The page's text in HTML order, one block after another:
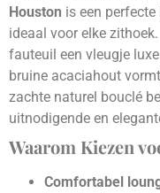
Houston is een
ideaal voor elke
fauteuil een vleugje
bruine acaciahout
zachte naturel bouclé
uitnodigende en
Waarom Kiezen
Comfortabel